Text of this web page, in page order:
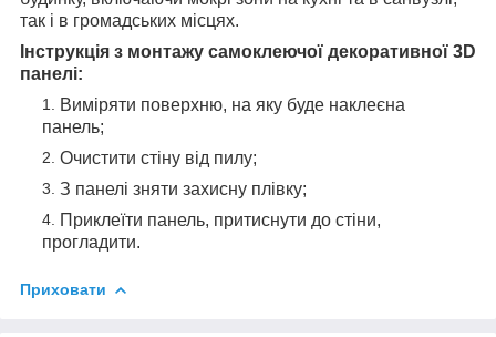
так і в громадських місцях.
Інструкція з монтажу самоклеючої декоративної 3D
панелі:
Виміряти поверхню, на яку буде наклеєна
панель;
Очистити стіну від пилу;
З панелі зняти захисну плівку;
Приклеїти панель, притиснути до стіни,
прогладити.
Приховати